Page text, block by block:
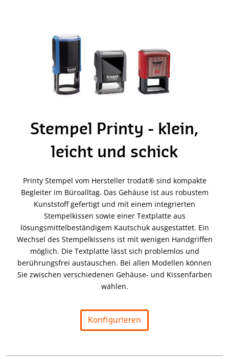
Stempel Printy - klein,
leicht und schick
Printy Stempel vom Hersteller trodat® sind kompakte
Begleiter im Büroalltag. Das Gehäuse ist aus robustem
Kunststoff gefertigt und mit einem integrierten
Stempelkissen sowie einer Textplatte aus
lösungsmittelbeständigem Kautschuk ausgestattet. Ein
Wechsel des Stempelkissens ist mit wenigen Handgriffen
möglich. Die Textplatte lässt sich problemlos und
berührungsfrei austauschen. Bei allen Modellen können
Sie zwischen verschiedenen Gehäuse- und Kissenfarben
wählen.
Konfigurieren